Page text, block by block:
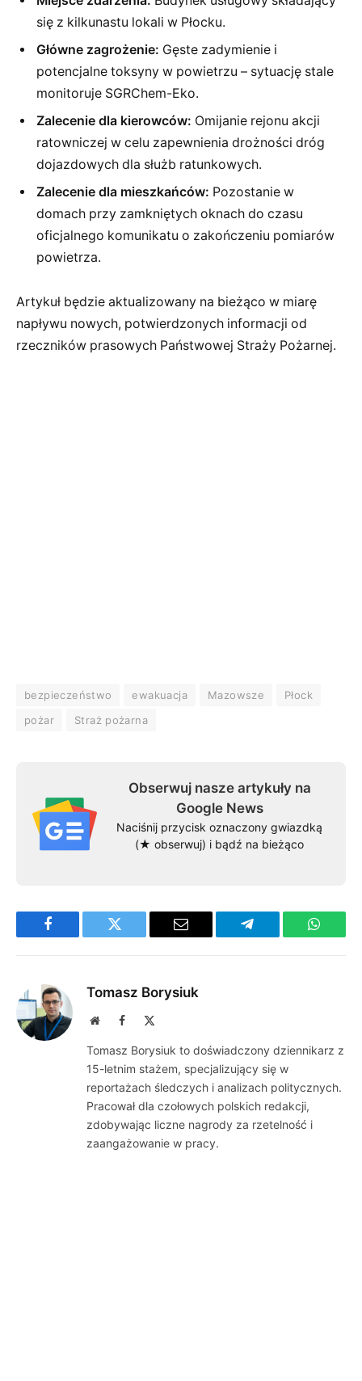
się z kilkunastu lokali w Płocku.
Główne zagrożenie: Gęste zadymienie i
potencjalne toksyny w powietrzu – sytuację stale
monitoruje SGRChem-Eko.
Zalecenie dla kierowców: Omijanie rejonu akcji
ratowniczej w celu zapewnienia drożności dróg
dojazdowych dla służb ratunkowych.
Zalecenie dla mieszkańców: Pozostanie w
domach przy zamkniętych oknach do czasu
oficjalnego komunikatu o zakończeniu pomiarów
powietrza.
Artykuł będzie aktualizowany na bieżąco w miarę
napływu nowych, potwierdzonych informacji od
rzeczników prasowych Państwowej Straży Pożarnej.
bezpieczeństwo ewakuacja Mazowsze
Płock
pożar
Straż pożarna
Obserwuj nasze artykuły na
Google News
Naciśnij przycisk oznaczony gwiazdką
(★ obserwuj) i bądź na bieżąco
Facebook Twitter Email Telegram
Tomasz Borysiuk
WebsiteFacebook
Tomasz Borysiuk to doświadczony dziennikarz z
15-letnim stażem, specjalizujący się w
reportażach śledczych i analizach politycznych.
Pracował dla czołowych polskich redakcji,
zdobywając liczne nagrody za rzetelność i
zaangażowanie w pracy.